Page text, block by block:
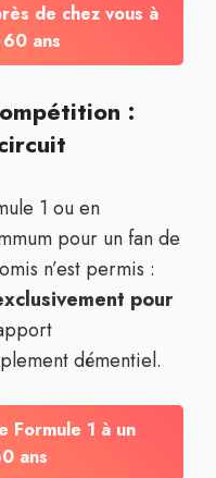
de chez vous à
ans
:
1 ou en
pour un fan de
n’est permis :
pour
démentiel.
Formule 1 à un
ans